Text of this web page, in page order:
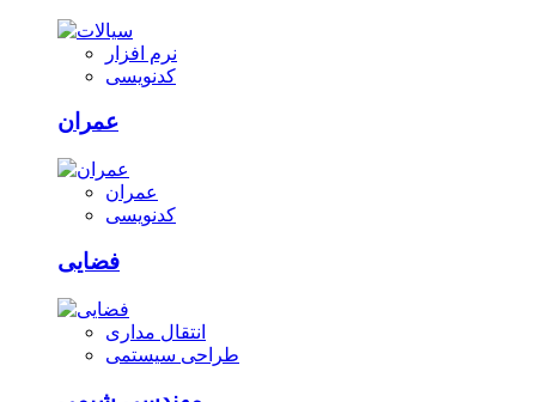
نرم افزار
کدنویسی
عمران
عمران
کدنویسی
فضایی
انتقال مداری
طراحی سیستمی